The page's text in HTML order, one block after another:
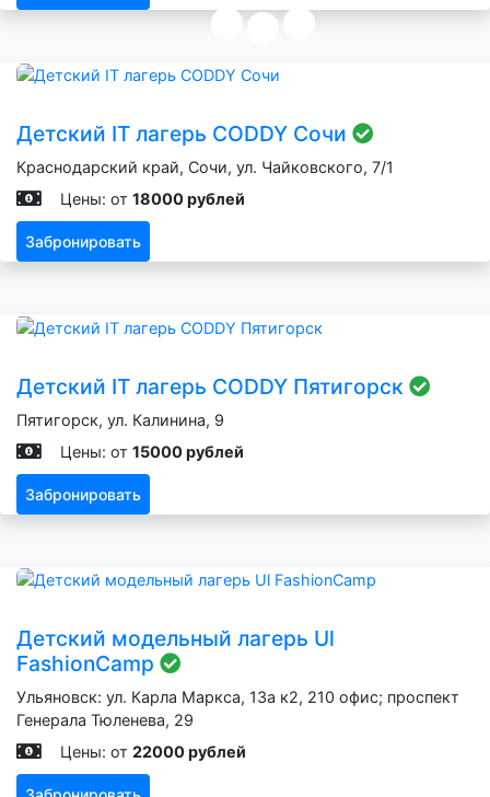
Детский IT лагерь CODDY Сочи
Краснодарский край, Сочи, ул. Чайковского, 7/1
Цены: от 18000 рублей
Забронировать
Детский IT лагерь CODDY Пятигорск
Пятигорск, ул. Калинина, 9
Цены: от 15000 рублей
Забронировать
Детский модельный лагерь Ul
FashionCamp
Ульяновск: ул. Карла Маркса, 13а к2, 210 офис; проспект
Генерала Тюленева, 29
Цены: от 22000 рублей